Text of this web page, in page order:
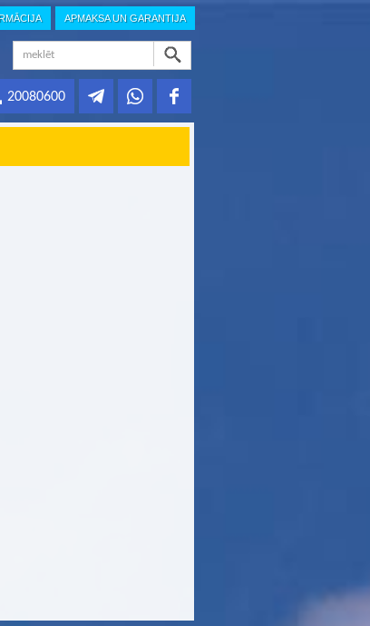
APMAKSA UN GARANTIJA
20080600